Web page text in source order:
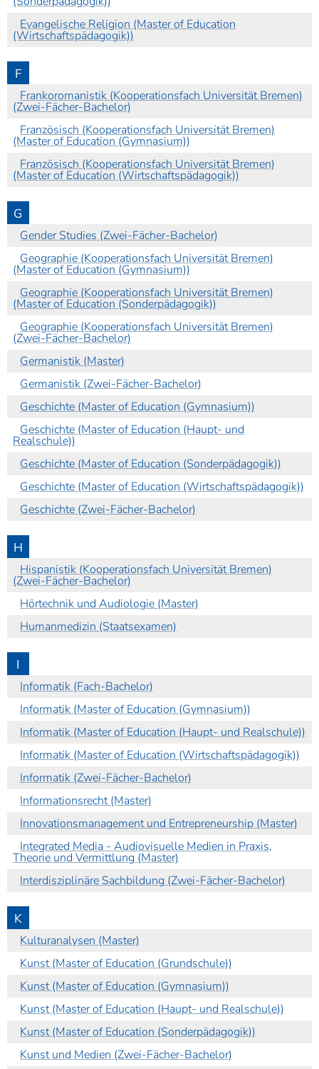
Evangelische Religion (Master of Education
(Wirtschaftspädagogik))
F
Frankoromanistik (Kooperationsfach Universität Bremen)
(Zwei-Fächer-Bachelor)
Französisch (Kooperationsfach Universität Bremen)
(Master of Education (Gymnasium))
Französisch (Kooperationsfach Universität Bremen)
(Master of Education (Wirtschaftspädagogik))
G
Gender Studies (Zwei-Fächer-Bachelor)
Geographie (Kooperationsfach Universität Bremen)
(Master of Education (Gymnasium))
Geographie (Kooperationsfach Universität Bremen)
(Master of Education (Sonderpädagogik))
Geographie (Kooperationsfach Universität Bremen)
(Zwei-Fächer-Bachelor)
Germanistik (Master)
Germanistik (Zwei-Fächer-Bachelor)
Geschichte (Master of Education (Gymnasium))
Geschichte (Master of Education (Haupt- und
Realschule))
Geschichte (Master of Education (Sonderpädagogik))
Geschichte (Master of Education (Wirtschaftspädagogik))
Geschichte (Zwei-Fächer-Bachelor)
H
Hispanistik (Kooperationsfach Universität Bremen)
(Zwei-Fächer-Bachelor)
Hörtechnik und Audiologie (Master)
Humanmedizin (Staatsexamen)
I
Informatik (Fach-Bachelor)
Informatik (Master of Education (Gymnasium))
Informatik (Master of Education (Haupt- und Realschule))
Informatik (Master of Education (Wirtschaftspädagogik))
Informatik (Zwei-Fächer-Bachelor)
Informationsrecht (Master)
Innovationsmanagement und Entrepreneurship (Master)
Integrated Media - Audiovisuelle Medien in Praxis,
Theorie und Vermittlung (Master)
Interdisziplinäre Sachbildung (Zwei-Fächer-Bachelor)
K
Kulturanalysen (Master)
Kunst (Master of Education (Grundschule))
Kunst (Master of Education (Gymnasium))
Kunst (Master of Education (Haupt- und Realschule))
Kunst (Master of Education (Sonderpädagogik))
Kunst und Medien (Zwei-Fächer-Bachelor)